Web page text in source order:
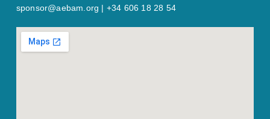
sponsor@aebam.org | +34 606 18 28 54